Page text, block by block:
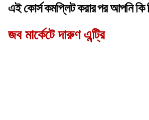
এই কোর্স কমপ্লিট করার পর আপনি কি
জব মার্কেটে দারুণ এন্ট্রি